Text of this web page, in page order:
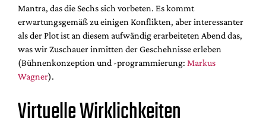
Mantra, das die Sechs sich vorbeten. Es kommt
erwartungsgemäß zu einigen Konflikten, aber interessanter
als der Plot ist an diesem aufwändig erarbeiteten Abend das,
was wir Zuschauer inmitten der Geschehnisse erleben
(Bühnenkonzeption und -programmierung: Markus
Wagner).
Virtuelle Wirklichkeiten